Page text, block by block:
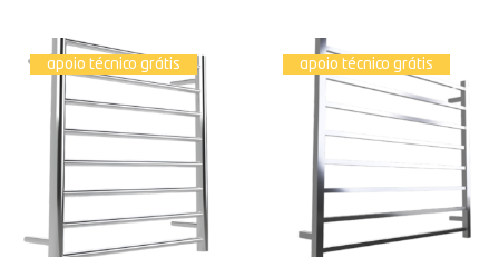
apoio técnico grátis apoio técnico grátis